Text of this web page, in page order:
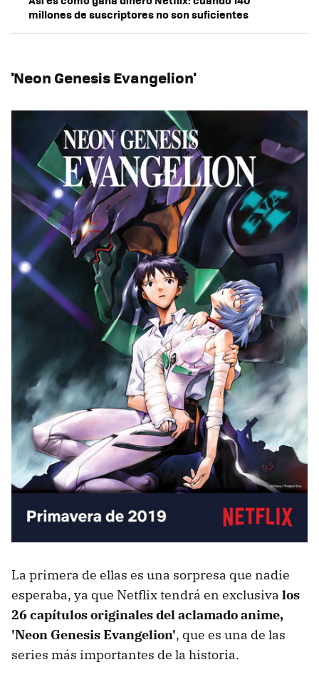
millones de suscriptores no son suficientes
'Neon Genesis Evangelion'
La primera de ellas es una sorpresa que nadie
esperaba, ya que Netflix tendrá en exclusiva los
26 capítulos originales del aclamado anime,
'Neon Genesis Evangelion', que es una de las
series más importantes de la historia.